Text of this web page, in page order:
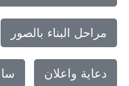
مراحل البناء بالصور
دعاية واعلان